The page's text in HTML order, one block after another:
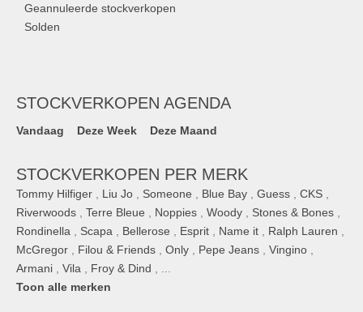
Geannuleerde stockverkopen
Solden
STOCKVERKOPEN AGENDA
Vandaag Deze Week Deze Maand
STOCKVERKOPEN PER MERK
Tommy Hilfiger Liu Jo Someone Blue Bay Guess CKS
Riverwoods
Terre Bleue Noppies Woody Stones & Bones
Rondinella
Scapa Bellerose Esprit Name it Ralph Lauren
McGregor
Filou & Friends Only Pepe Jeans Vingino
Armani
Vila Froy & Dind
Toon alle merken